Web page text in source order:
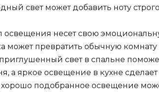
свет может добавить ноту
несет свою
может превратить обычную комнату
свет в спальне
а яркое освещение в кухне
хорошо подобранное освещение